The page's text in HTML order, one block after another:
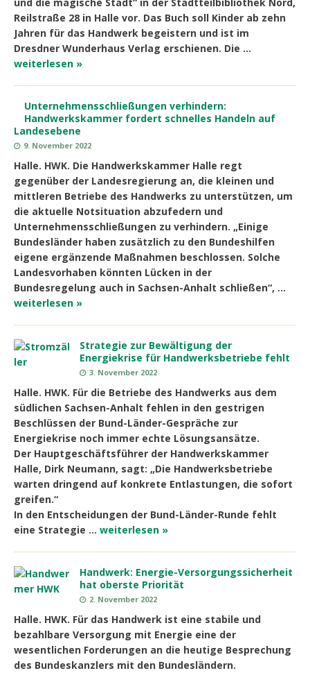
Reilstraße 28 in Halle vor. Das Buch soll Kinder ab zehn
Jahren für das Handwerk begeistern und ist im
Dresdner Wunderhaus Verlag erschienen. Die …
weiterlesen »
Unternehmensschließungen verhindern:
Handwerkskammer fordert schnelles Handeln auf
Landesebene
9. November 2022
Halle. HWK. Die Handwerkskammer Halle regt
gegenüber der Landesregierung an, die kleinen und
mittleren Betriebe des Handwerks zu unterstützen, um
die aktuelle Notsituation abzufedern und
Unternehmensschließungen zu verhindern. „Einige
Bundesländer haben zusätzlich zu den Bundeshilfen
eigene ergänzende Maßnahmen beschlossen. Solche
Landesvorhaben könnten Lücken in der
Bundesregelung auch in Sachsen-Anhalt schließen“, …
weiterlesen »
Strategie zur Bewältigung der
Energiekrise für Handwerksbetriebe fehlt
3. November 2022
Halle. HWK. Für die Betriebe des Handwerks aus dem
südlichen Sachsen-Anhalt fehlen in den gestrigen
Beschlüssen der Bund-Länder-Gespräche zur
Energiekrise noch immer echte Lösungsansätze.
Der Hauptgeschäftsführer der Handwerkskammer
Halle, Dirk Neumann, sagt: „Die Handwerksbetriebe
warten dringend auf konkrete Entlastungen, die sofort
greifen.“
In den Entscheidungen der Bund-Länder-Runde fehlt
eine Strategie … weiterlesen »
Handwerk: Energie-Versorgungssicherheit
hat oberste Priorität
2. November 2022
Halle. HWK. Für das Handwerk ist eine stabile und
bezahlbare Versorgung mit Energie eine der
wesentlichen Forderungen an die heutige Besprechung
des Bundeskanzlers mit den Bundesländern.